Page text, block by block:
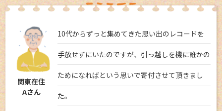
関東在住
Aさん
10代からずっと集めてきた思い出のレコードを
手放せずにいたのですが、引っ越しを機に誰かの
ためになればという思いで寄付させて頂きまし
た。